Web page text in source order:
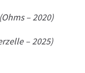
(Ohms – 2020)
– 2025)